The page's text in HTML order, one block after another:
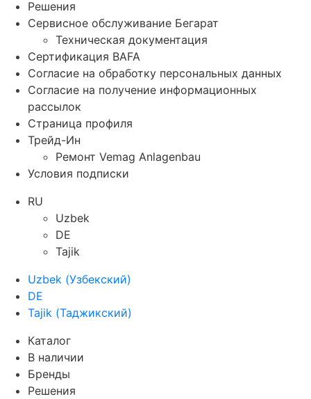
Решения
Сервисное обслуживание Бегарат
Техническая документация
Сертификация BAFA
Согласие на обработку персональных данных
Согласие на получение информационных
рассылок
Страница профиля
Трейд-Ин
Ремонт Vemag Anlagenbau
Условия подписки
RU
Uzbek
DE
Tajik
Uzbek (Узбекский)
DE
Tajik (Таджикский)
Каталог
В наличии
Бренды
Решения